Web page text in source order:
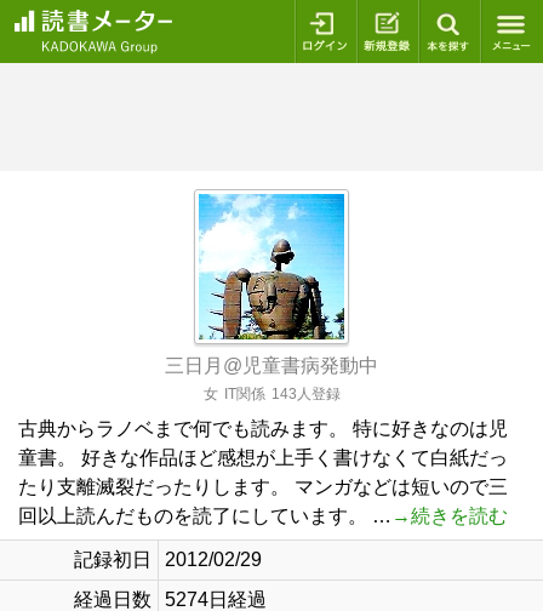
ログイン 新規登録
三日月@児童書病発動中
女 IT関係 143人登録
古典からラノベまで何でも読みます。 特に好きなのは児
童書。 好きな作品ほど感想が上手く書けなくて白紙だっ
たり支離滅裂だったりします。 マンガなどは短いので三
回以上読んだものを読了にしています。 … →続きを読む
記録初日
2012/02/29
経過日数
5274日経過